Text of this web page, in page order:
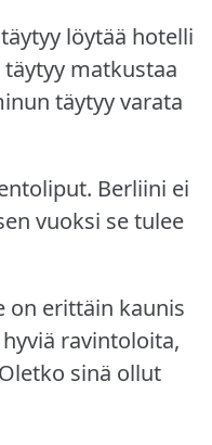
löytää hotelli
matkustaa
täytyy varata
Berliini ei
vuoksi se tulee
on erittäin kaunis
ravintoloita,
Oletko sinä ollut